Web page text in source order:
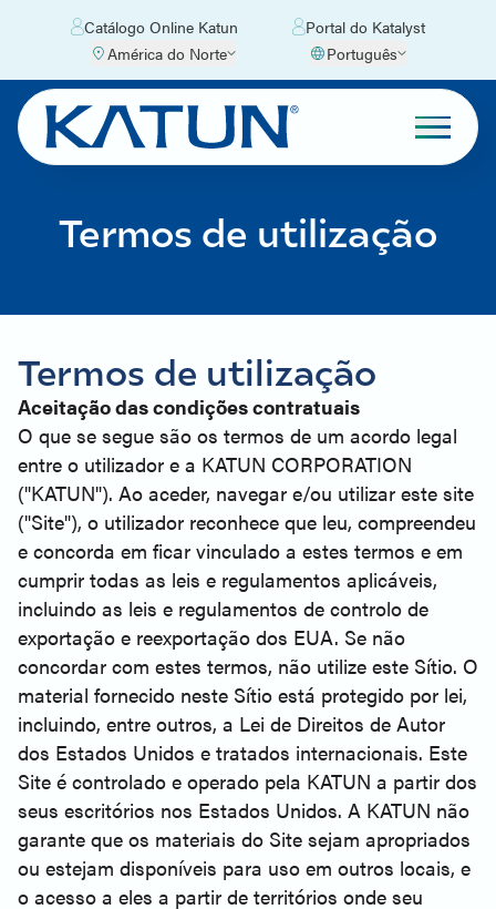
Catálogo Online Katun
Portal do Katalyst
América do Norte
Português
Termos de utilização
Termos de utilização
Aceitação das condições contratuais
O que se segue são os termos de um acordo legal
entre o utilizador e a KATUN CORPORATION
("KATUN"). Ao aceder, navegar e/ou utilizar este site
("Site"), o utilizador reconhece que leu, compreendeu
e concorda em ficar vinculado a estes termos e em
cumprir todas as leis e regulamentos aplicáveis,
incluindo as leis e regulamentos de controlo de
exportação e reexportação dos EUA. Se não
concordar com estes termos, não utilize este Sítio. O
material fornecido neste Sítio está protegido por lei,
incluindo, entre outros, a Lei de Direitos de Autor
dos Estados Unidos e tratados internacionais. Este
Site é controlado e operado pela KATUN a partir dos
seus escritórios nos Estados Unidos. A KATUN não
garante que os materiais do Site sejam apropriados
ou estejam disponíveis para uso em outros locais, e
o acesso a eles a partir de territórios onde seu